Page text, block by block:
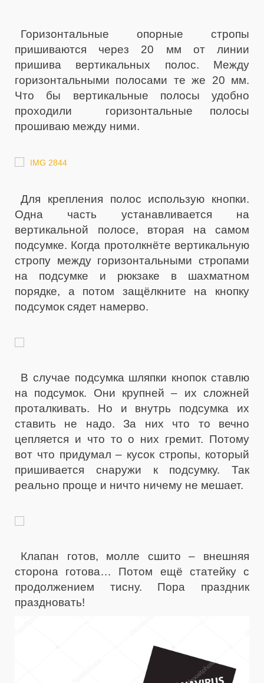
Горизонтальные опорные стропы
пришиваются через 20 мм от линии
пришива вертикальных полос. Между
горизонтальными полосами те же 20 мм.
Что бы вертикальные полосы удобно
проходили горизонтальные полосы
прошиваю между ними.
Для крепления полос использую кнопки.
Одна часть устанавливается на
вертикальной полосе, вторая на самом
подсумке. Когда протолкнёте вертикальную
стропу между горизонтальными стропами
на подсумке и рюкзаке в шахматном
порядке, а потом защёлкните на кнопку
подсумок сядет намерво.
В случае подсумка шляпки кнопок ставлю
на подсумок. Они крупней – их сложней
проталкивать. Но и внутрь подсумка их
ставить не надо. За них что то вечно
цепляется и что то о них гремит. Потому
вот что придумал – кусок стропы, который
пришивается снаружи к подсумку. Так
реально проще и ничто ничему не мешает.
Клапан готов, молле сшито – внешняя
сторона готова… Потом ещё статейку с
продолжением тисну. Пора праздник
праздновать!